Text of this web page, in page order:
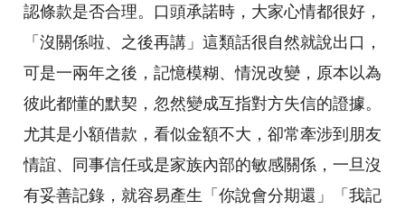
認條款是否合理。口頭承諾時，大家心情都很好，
「沒關係啦、之後再講」這類話很自然就說出口，
可是一兩年之後，記憶模糊、情況改變，原本以為
彼此都懂的默契，忽然變成互指對方失信的證據。
尤其是小額借款，看似金額不大，卻常牽涉到朋友
情誼、同事信任或是家族內部的敏感關係，一旦沒
有妥善記錄，就容易產生「你說會分期還」「我記